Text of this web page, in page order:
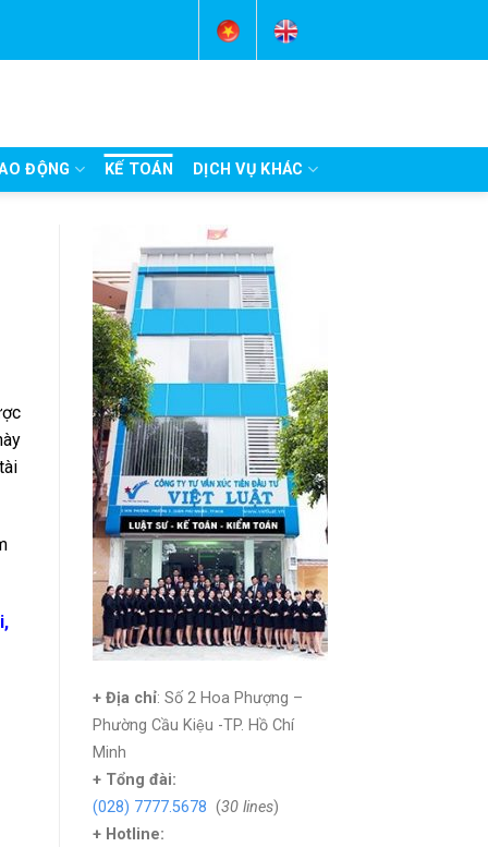
ĐỘNG KẾ TOÁN DỊCH VỤ KHÁC
+ Địa chỉ: Số 2 Hoa Phượng –
Phường Cầu Kiệu -TP. Hồ Chí
Minh
+ Tổng đài:
(028) 7777.5678 (30 lines)
+ Hotline: